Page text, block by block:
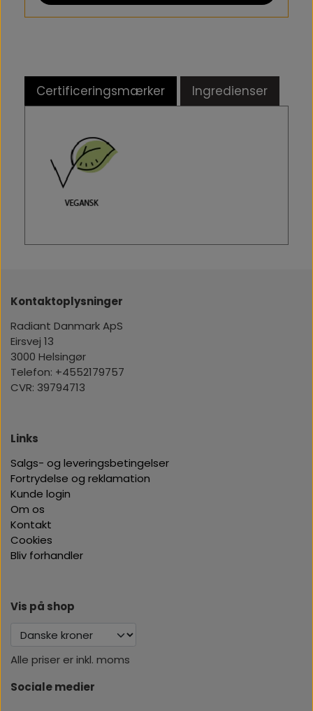
Certificeringsmærker Ingredienser
Kontaktoplysninger
Radiant Danmark ApS
Eirsvej 13
3000 Helsingør
Telefon: +4552179757
CVR: 39794713
Links
Salgs- og leveringsbetingelser
Fortrydelse og reklamation
Kunde login
Om os
Kontakt
Cookies
Bliv forhandler
Vis på shop
Alle priser er inkl. moms
Sociale medier